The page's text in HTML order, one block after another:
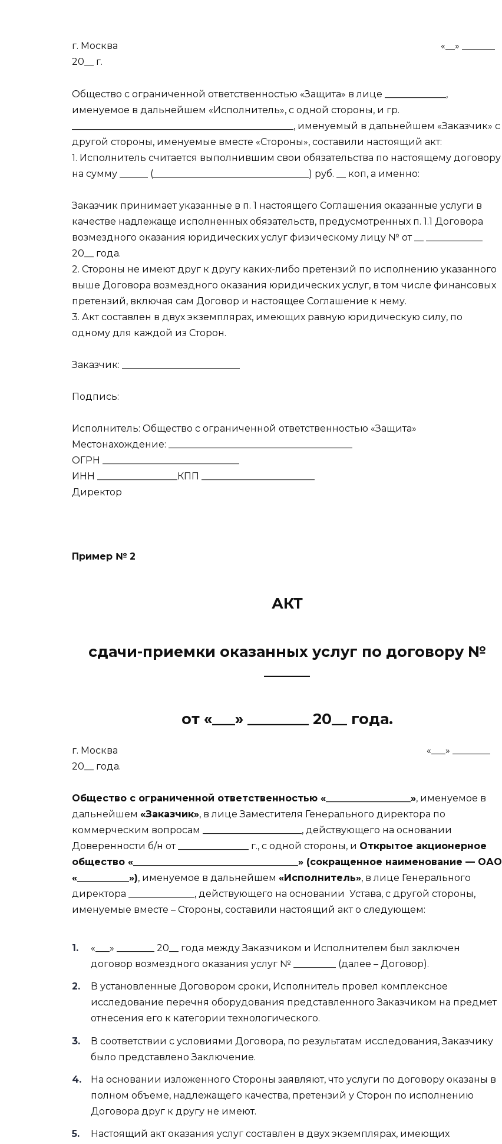
г. Москва «__» _______
20__ г.
Общество с ограниченной ответственностью «Защита» в лице _____________,
именуемое в дальнейшем «Исполнитель», с одной стороны, и гр.
_______________________________________________, именуемый в дальнейшем «Заказчик» с
другой стороны, именуемые вместе «Стороны», составили настоящий акт:
1. Исполнитель считается выполнившим свои обязательства по настоящему договору
на сумму ______ (_________________________________) руб. __ коп, а именно:
Заказчик принимает указанные в п. 1 настоящего Соглашения оказанные услуги в
качестве надлежаще исполненных обязательств, предусмотренных п. 1.1 Договора
возмездного оказания юридических услуг физическому лицу № от __ ____________
20__ года.
2. Стороны не имеют друг к другу каких-либо претензий по исполнению указанного
выше Договора возмездного оказания юридических услуг, в том числе финансовых
претензий, включая сам Договор и настоящее Соглашение к нему.
3. Акт составлен в двух экземплярах, имеющих равную юридическую силу, по
одному для каждой из Сторон.
Заказчик: _________________________
Подпись:
Исполнитель: Общество с ограниченной ответственностью «Защита»
Местонахождение: _______________________________________
ОГРН _____________________________
ИНН _________________КПП ________________________
Директор
Пример № 2
АКТ
сдачи-приемки оказанных услуг по договору №
от «___» ________ 20__ года.
г. Москва
«___» ________
20__ года.
Общество с ограниченной ответственностью «__________________», именуемое в
дальнейшем «Заказчик», в лице Заместителя Генерального директора по
коммерческим вопросам _____________________, действующего на основании
Доверенности б/н от _______________ г., с одной стороны, и Открытое акционерное
общество «___________________________________» (сокращенное наименование — ОАО
«___________»), именуемое в дальнейшем «Исполнитель», в лице Генерального
директора ______________, действующего на основании Устава, с другой стороны,
именуемые вместе – Стороны, составили настоящий акт о следующем:
«___» ________ 20__ года между Заказчиком и Исполнителем был заключен
договор возмездного оказания услуг № _________ (далее – Договор).
В установленные Договором сроки, Исполнитель провел комплексное
исследование перечня оборудования представленного Заказчиком на предмет
отнесения его к категории технологического.
В соответствии с условиями Договора, по результатам исследования, Заказчику
было представлено Заключение.
На основании изложенного Стороны заявляют, что услуги по договору оказаны в
полном объеме, надлежащего качества, претензий у Сторон по исполнению
Договора друг к другу не имеют.
Настоящий акт оказания услуг составлен в двух экземплярах, имеющих